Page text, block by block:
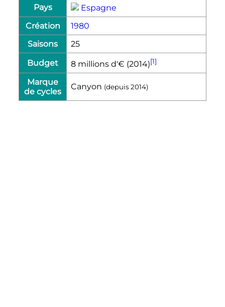
Pays
Espagne
Création
1980
Saisons
25
Budget
8 millions d'€ (2014)[1]
Marque
de cycles
Canyon (depuis 2014)